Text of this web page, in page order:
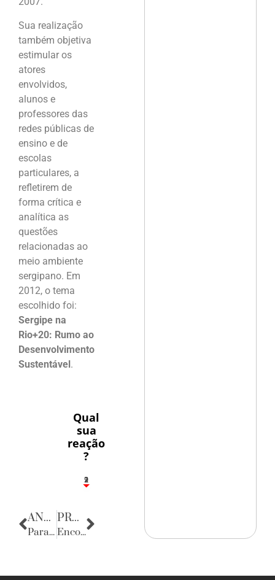
Sua realização
também objetiva
estimular os
atores
envolvidos,
alunos e
professores das
redes públicas de
ensino e de
escolas
particulares, a
refletirem de
forma crítica e
analítica as
questões
relacionadas ao
meio ambiente
sergipano. Em
2012, o tema
escolhido foi:
Sergipe na
Rio+20: Rumo ao
Desenvolvimento
Sustentável.
Qual
sua
reação
?
2
1
2
9
ANTERIOR
Parabéns
PRÓXIMA
Encontro com Fátima